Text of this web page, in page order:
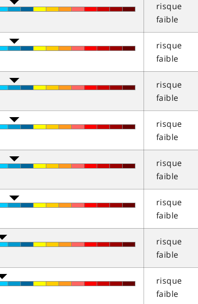
risque
faible
risque
faible
risque
faible
risque
faible
risque
faible
risque
faible
risque
faible
risque
faible